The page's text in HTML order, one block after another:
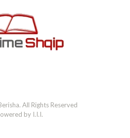
All Rights Reserved
by I.I.I.